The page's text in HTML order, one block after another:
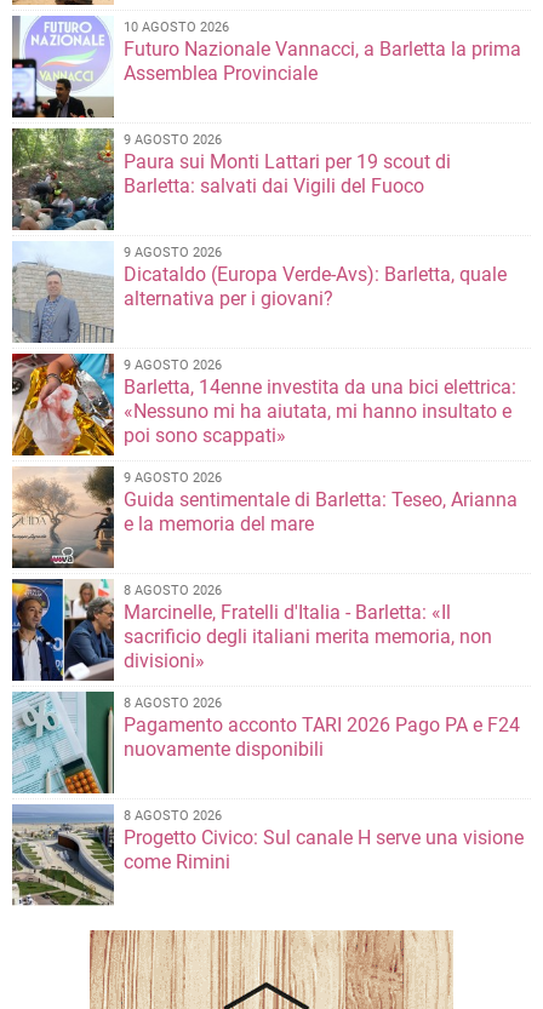
10 AGOSTO 2026
Futuro Nazionale Vannacci, a Barletta la prima
Assemblea Provinciale
9 AGOSTO 2026
Paura sui Monti Lattari per 19 scout di
Barletta: salvati dai Vigili del Fuoco
9 AGOSTO 2026
Dicataldo (Europa Verde-Avs): Barletta, quale
alternativa per i giovani?
9 AGOSTO 2026
Barletta, 14enne investita da una bici elettrica:
«Nessuno mi ha aiutata, mi hanno insultato e
poi sono scappati»
9 AGOSTO 2026
Guida sentimentale di Barletta: Teseo, Arianna
e la memoria del mare
8 AGOSTO 2026
Marcinelle, Fratelli d'Italia - Barletta: «Il
sacrificio degli italiani merita memoria, non
divisioni»
8 AGOSTO 2026
Pagamento acconto TARI 2026 Pago PA e F24
nuovamente disponibili
8 AGOSTO 2026
Progetto Civico: Sul canale H serve una visione
come Rimini